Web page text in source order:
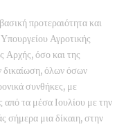
προτεραιότητα και
Αγροτικής
Αρχής, όσο και της
όλων όσων
συνθήκες, με
από τα μέσα Ιουλίου με την
μια δίκαιη, στην